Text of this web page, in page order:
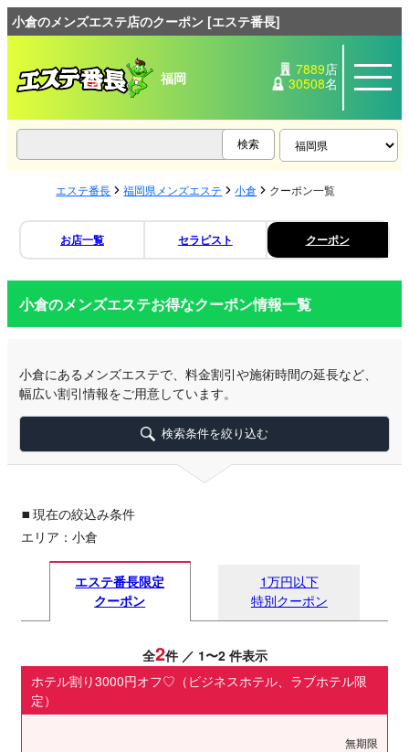
小倉のメンズエステ店のクーポン [エステ番長]
福岡 7889店
30508名
エステ番長 福岡県メンズエステ 小倉 クーポン一覧
お店一覧 セラピスト クーポン
小倉のメンズエステお得なクーポン情報一覧
小倉にあるメンズエステで、料金割引や施術時間の延長など、
幅広い割引情報をご用意しています。
検索条件を絞り込む
▪ 現在の絞込み条件
エリア：小倉
エステ番長限定
クーポン
1万円以下
特別クーポン
全2件 ／ 1〜2 件表示
ホテル割り3000円オフ♡（ビジネスホテル、ラブホテル限
定）
無期限